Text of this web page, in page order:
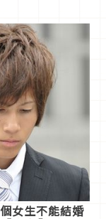
女生不能結婚